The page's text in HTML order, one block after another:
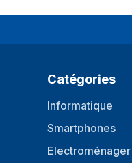
Catégories
Informatique
Smartphones
Electroménager